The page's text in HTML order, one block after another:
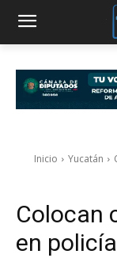
Inicio Yucatán
Colocan
en